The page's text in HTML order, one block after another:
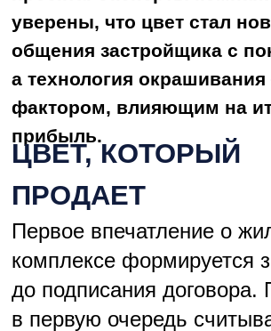
мы рекомендуем использовать
теплые природные оттенки,
вызывающие ощущение уюта. А для
«бизнес» и «премиум»-проектов —
сложные глубокие цвета с матовым
эффектом, подчеркивающие статус.
Мы знаем, какие палитры работают
пояснили в компании.
Колористическая лаборатория Palizh
разрабатывает индивидуальные
решения под конкретные жилые
комплексы. Эксклюзивные цвета
становятся частью фирменного
стиля застройщика. Это уже